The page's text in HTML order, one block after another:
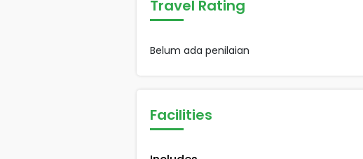
Travel Rating
Belum ada penilaian
Facilities